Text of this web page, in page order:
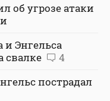
об угрозе атаки
и Энгельса
свалке
4
пострадал